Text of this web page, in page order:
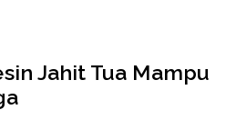
Jahit Tua Mampu